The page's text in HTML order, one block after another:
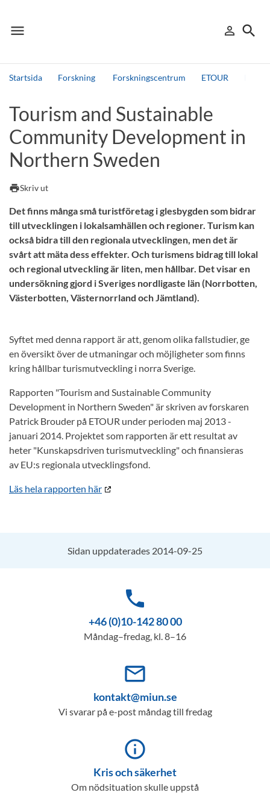
menu
Meny person_outline
Logga in
search
Sök
Startsida Forskning Forskningscentrum ETOUR
Andra söktjänster
Detta är vår testmiljö - endast testdata
Tourism and Sustainable
Community Development in
Northern Sweden
printSkriv ut
Det finns många små turistföretag i glesbygden som bidrar
till utvecklingen i lokalsamhällen och regioner. Turism kan
också bidra till den regionala utvecklingen, men det är
svårt att mäta dess effekter. Och turismens bidrag till lokal
och regional utveckling är liten, men hållbar. Det visar en
undersökning gjord i Sveriges nordligaste län (Norrbotten,
Västerbotten, Västernorrland och Jämtland).
Syftet med denna rapport är att, genom olika fallstudier, ge
en översikt över de utmaningar och möjligheter som finns
kring hållbar turismutveckling i norra Sverige.
Rapporten "Tourism and Sustainable Community
Development in Northern Sweden" är skriven av forskaren
Patrick Brouder på ETOUR under perioden maj 2013 -
januari 2014. Projektet som rapporten är ett resultat av
heter "Kunskapsdriven turismutveckling" och finansieras
av EU:s regionala utvecklingsfond.
Läs hela rapporten här
Sidan uppdaterades 2014-09-25
phone
+46 (0)10-142 80 00
Måndag–fredag, kl. 8–16
mail_outline
kontakt@miun.se
Vi svarar på e-post måndag till fredag
info_outline
Kris och säkerhet
Om nödsituation skulle uppstå